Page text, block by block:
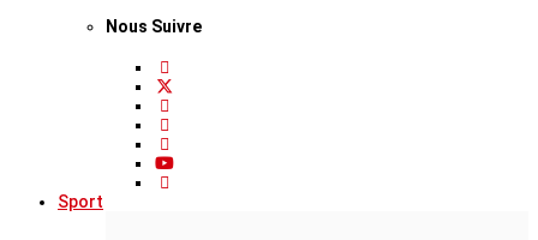
Nous Suivre
Sport